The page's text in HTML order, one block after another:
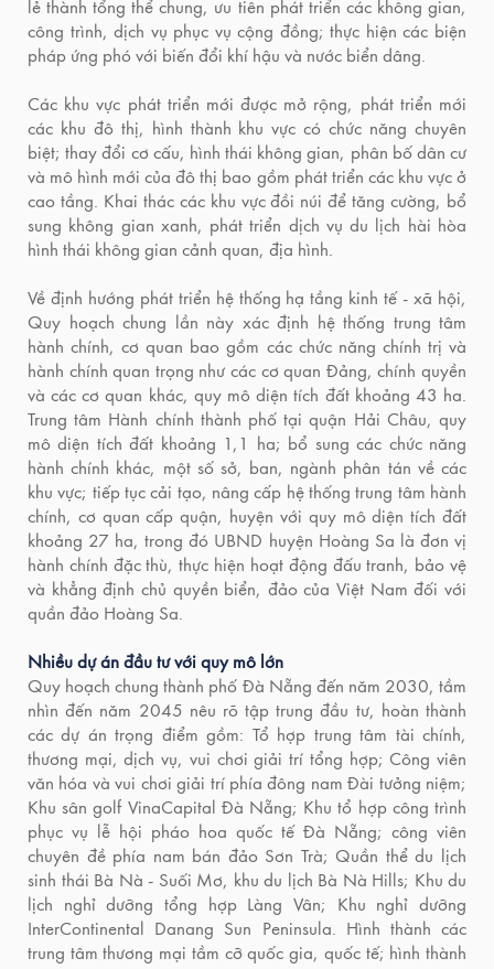
lẻ thành tổng thể chung, ưu tiên phát triển các không gian,
công trình, dịch vụ phục vụ cộng đồng; thực hiện các biện
pháp ứng phó với biến đổi khí hậu và nước biển dâng.
Các khu vực phát triển mới được mở rộng, phát triển mới
các khu đô thị, hình thành khu vực có chức năng chuyên
biệt; thay đổi cơ cấu, hình thái không gian, phân bố dân cư
và mô hình mới của đô thị bao gồm phát triển các khu vực ở
cao tầng. Khai thác các khu vực đồi núi để tăng cường, bổ
sung không gian xanh, phát triển dịch vụ du lịch hài hòa
hình thái không gian cảnh quan, địa hình.
Về định hướng phát triển hệ thống hạ tầng kinh tế - xã hội,
Quy hoạch chung lần này xác định hệ thống trung tâm
hành chính, cơ quan bao gồm các chức năng chính trị và
hành chính quan trọng như các cơ quan Đảng, chính quyền
và các cơ quan khác, quy mô diện tích đất khoảng 43 ha.
Trung tâm Hành chính thành phố tại quận Hải Châu, quy
mô diện tích đất khoảng 1,1 ha; bổ sung các chức năng
hành chính khác, một số sở, ban, ngành phân tán về các
khu vực; tiếp tục cải tạo, nâng cấp hệ thống trung tâm hành
chính, cơ quan cấp quận, huyện với quy mô diện tích đất
khoảng 27 ha, trong đó UBND huyện Hoàng Sa là đơn vị
hành chính đặc thù, thực hiện hoạt động đấu tranh, bảo vệ
và khẳng định chủ quyền biển, đảo của Việt Nam đối với
quần đảo Hoàng Sa.
Nhiều dự án đầu tư với quy mô lớn
Quy hoạch chung thành phố Đà Nẵng đến năm 2030, tầm
nhìn đến năm 2045 nêu rõ tập trung đầu tư, hoàn thành
các dự án trọng điểm gồm: Tổ hợp trung tâm tài chính,
thương mại, dịch vụ, vui chơi giải trí tổng hợp; Công viên
văn hóa và vui chơi giải trí phía đông nam Đài tưởng niệm;
Khu sân golf VinaCapital Đà Nẵng; Khu tổ hợp công trình
phục vụ lễ hội pháo hoa quốc tế Đà Nẵng; công viên
chuyên đề phía nam bán đảo Sơn Trà; Quần thể du lịch
sinh thái Bà Nà - Suối Mơ, khu du lịch Bà Nà Hills; Khu du
lịch nghỉ dưỡng tổng hợp Làng Vân; Khu nghỉ dưỡng
InterContinental Danang Sun Peninsula. Hình thành các
trung tâm thương mại tầm cỡ quốc gia, quốc tế; hình thành